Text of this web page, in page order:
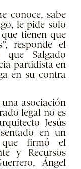
conoce, sabe
le pide solo
tienen que
responde el
que Salgado
partidista en
en su contra
una asociación
legal no es
Jesús
en un
que firmó el
y Recursos
Ángel